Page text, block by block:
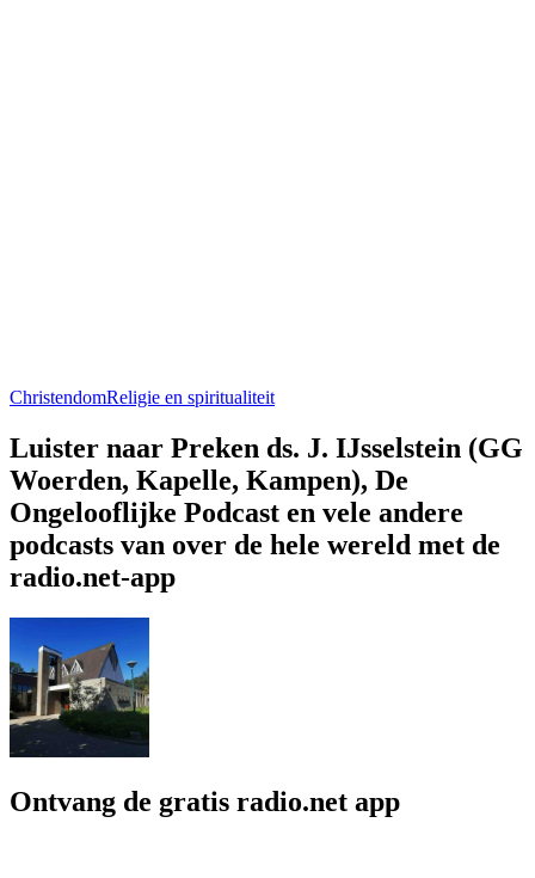
ChristendomReligie en spiritualiteit
Luister naar Preken ds. J. IJsselstein (GG
Woerden, Kapelle, Kampen), De
Ongelooflijke Podcast en vele andere
podcasts van over de hele wereld met de
radio.net-app
Ontvang de gratis radio.net app